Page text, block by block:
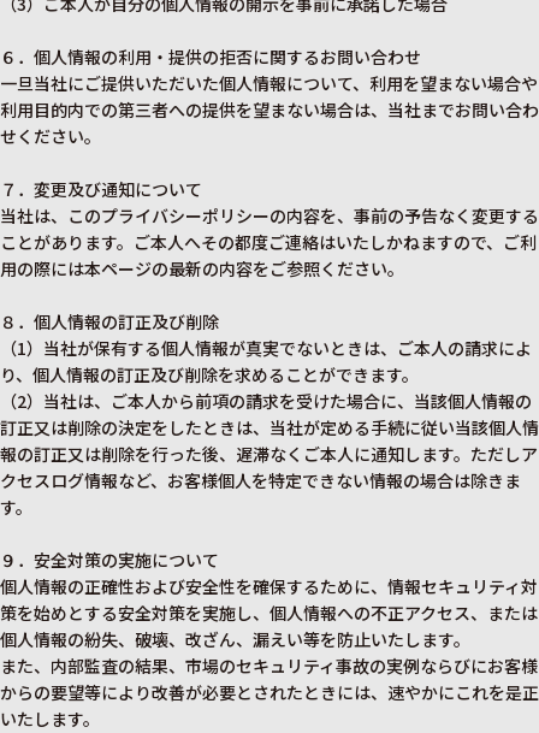
６．個人情報の利用・提供の拒否に関するお問い合わせ
一旦当社にご提供いただいた個人情報について、利用を望まない場合や
利用目的内での第三者への提供を望まない場合は、当社までお問い合わ
せください。
７．変更及び通知について
当社は、このプライバシーポリシーの内容を、事前の予告なく変更する
ことがあります。ご本人へその都度ご連絡はいたしかねますので、ご利
用の際には本ページの最新の内容をご参照ください。
８．個人情報の訂正及び削除
（1）当社が保有する個人情報が真実でないときは、ご本人の請求によ
り、個人情報の訂正及び削除を求めることができます。
（2）当社は、ご本人から前項の請求を受けた場合に、当該個人情報の
訂正又は削除の決定をしたときは、当社が定める手続に従い当該個人情
報の訂正又は削除を行った後、遅滞なくご本人に通知します。ただしア
クセスログ情報など、お客様個人を特定できない情報の場合は除きま
す。
９．安全対策の実施について
個人情報の正確性および安全性を確保するために、情報セキュリティ対
策を始めとする安全対策を実施し、個人情報への不正アクセス、または
個人情報の紛失、破壊、改ざん、漏えい等を防止いたします。
また、内部監査の結果、市場のセキュリティ事故の実例ならびにお客様
からの要望等により改善が必要とされたときには、速やかにこれを是正
いたします。